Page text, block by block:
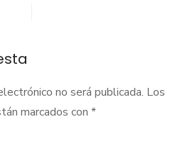
no será publicada. Los
marcados con *